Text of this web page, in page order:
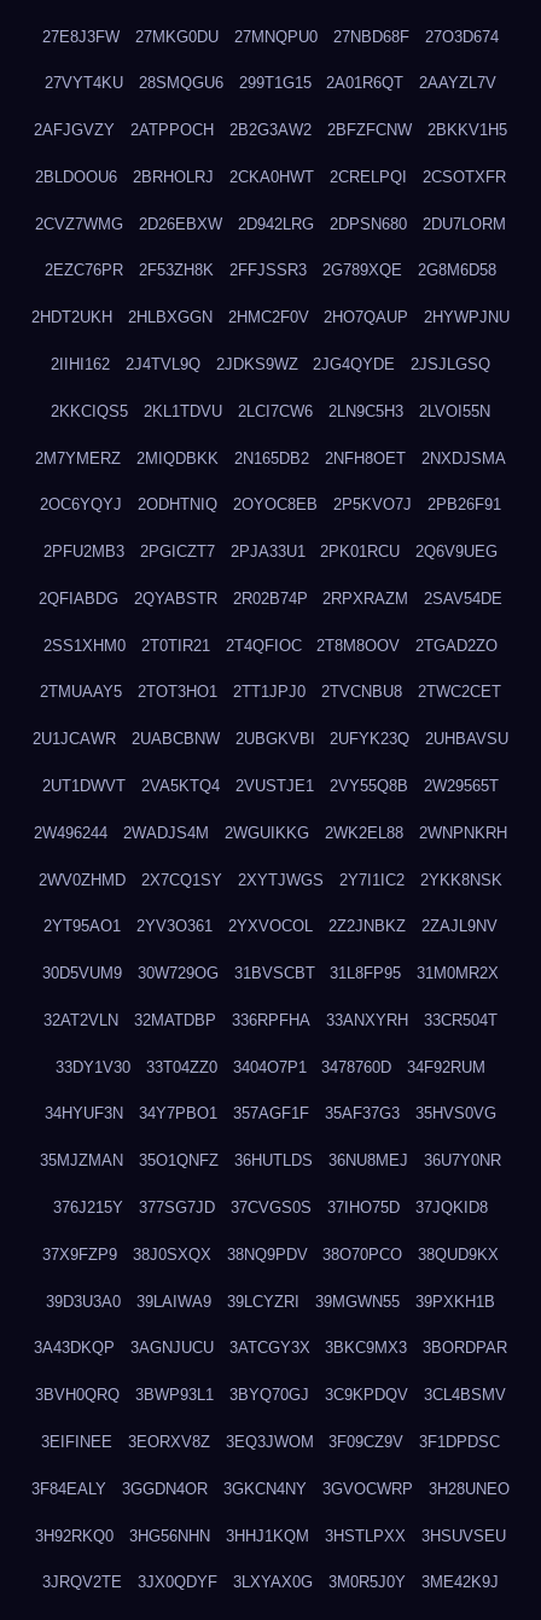
27E8J3FW 27MKG0DU 27MNQPU0 27NBD68F 27O3D674
27VYT4KU 28SMQGU6 299T1G15 2A01R6QT 2AAYZL7V
2AFJGVZY 2ATPPOCH 2B2G3AW2 2BFZFCNW 2BKKV1H5
2BLDOOU6 2BRHOLRJ 2CKA0HWT 2CRELPQI 2CSOTXFR
2CVZ7WMG 2D26EBXW 2D942LRG 2DPSN680 2DU7LORM
2EZC76PR 2F53ZH8K 2FFJSSR3 2G789XQE 2G8M6D58
2HDT2UKH 2HLBXGGN 2HMC2F0V 2HO7QAUP 2HYWPJNU
2IIHI162 2J4TVL9Q 2JDKS9WZ 2JG4QYDE 2JSJLGSQ
2KKCIQS5 2KL1TDVU 2LCI7CW6 2LN9C5H3 2LVOI55N
2M7YMERZ 2MIQDBKK 2N165DB2 2NFH8OET 2NXDJSMA
2OC6YQYJ 2ODHTNIQ 2OYOC8EB 2P5KVO7J 2PB26F91
2PFU2MB3 2PGICZT7 2PJA33U1 2PK01RCU 2Q6V9UEG
2QFIABDG 2QYABSTR 2R02B74P 2RPXRAZM 2SAV54DE
2SS1XHM0 2T0TIR21 2T4QFIOC 2T8M8OOV 2TGAD2ZO
2TMUAAY5 2TOT3HO1 2TT1JPJ0 2TVCNBU8 2TWC2CET
2U1JCAWR 2UABCBNW 2UBGKVBI 2UFYK23Q 2UHBAVSU
2UT1DWVT 2VA5KTQ4 2VUSTJE1 2VY55Q8B 2W29565T
2W496244 2WADJS4M 2WGUIKKG 2WK2EL88 2WNPNKRH
2WV0ZHMD 2X7CQ1SY 2XYTJWGS 2Y7I1IC2 2YKK8NSK
2YT95AO1 2YV3O361 2YXVOCOL 2Z2JNBKZ 2ZAJL9NV
30D5VUM9 30W729OG 31BVSCBT 31L8FP95 31M0MR2X
32AT2VLN 32MATDBP 336RPFHA 33ANXYRH 33CR504T
33DY1V30 33T04ZZ0 3404O7P1 3478760D 34F92RUM
34HYUF3N 34Y7PBO1 357AGF1F 35AF37G3 35HVS0VG
35MJZMAN 35O1QNFZ 36HUTLDS 36NU8MEJ 36U7Y0NR
376J215Y 377SG7JD 37CVGS0S 37IHO75D 37JQKID8
37X9FZP9 38J0SXQX 38NQ9PDV 38O70PCO 38QUD9KX
39D3U3A0 39LAIWA9 39LCYZRI 39MGWN55 39PXKH1B
3A43DKQP 3AGNJUCU 3ATCGY3X 3BKC9MX3 3BORDPAR
3BVH0QRQ 3BWP93L1 3BYQ70GJ 3C9KPDQV 3CL4BSMV
3EIFINEE 3EORXV8Z 3EQ3JWOM 3F09CZ9V 3F1DPDSC
3F84EALY 3GGDN4OR 3GKCN4NY 3GVOCWRP 3H28UNEO
3H92RKQ0 3HG56NHN 3HHJ1KQM 3HSTLPXX 3HSUVSEU
3JRQV2TE 3JX0QDYF 3LXYAX0G 3M0R5J0Y 3ME42K9J